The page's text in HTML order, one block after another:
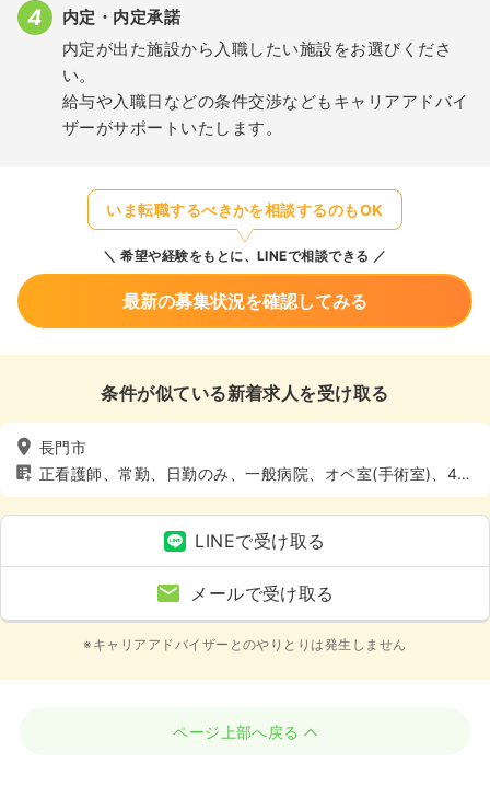
内定・内定承諾
内定が出た施設から入職したい施設をお選びくださ
い。
給与や入職日などの条件交渉などもキャリアアドバイ
ザーがサポートいたします。
いま転職するべきかを相談するのもOK
希望や経験をもとに、LINEで相談できる
最新の募集状況を確認してみる
条件が似ている新着求人を受け取る
長門市
正看護師、常勤、日勤のみ、一般病院、オペ室(手術室)、4週
8休以上
LINEで受け取る
メールで受け取る
※キャリアアドバイザーとのやりとりは発生しません
ページ上部へ戻る